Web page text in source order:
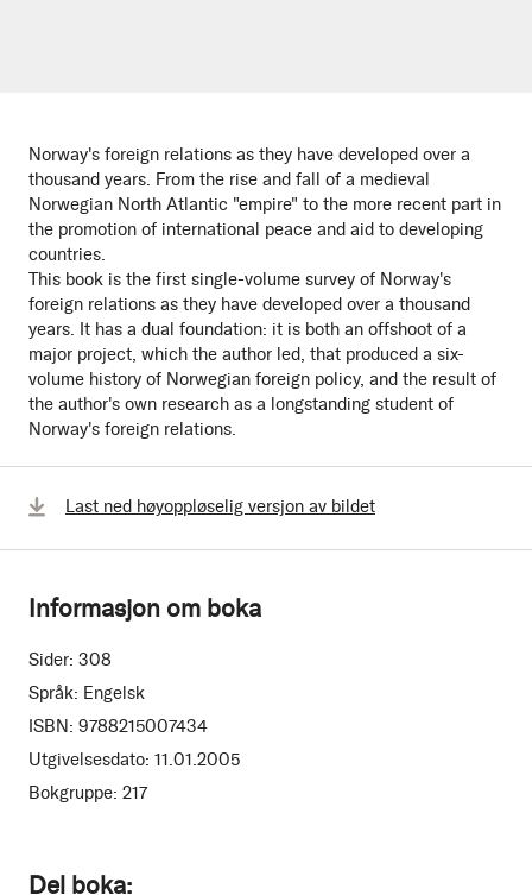
Norway's foreign relations as they have developed over a
thousand years. From the rise and fall of a medieval
Norwegian North Atlantic "empire" to the more recent part in
the promotion of international peace and aid to developing
countries.
This book is the first single-volume survey of Norway's
foreign relations as they have developed over a thousand
years. It has a dual foundation: it is both an offshoot of a
major project, which the author led, that produced a six-
volume history of Norwegian foreign policy, and the result of
the author's own research as a longstanding student of
Norway's foreign relations.
Del boka:
Last ned høyoppløselig versjon av bildet
Informasjon om boka
Sider: 308
Språk: Engelsk
ISBN: 9788215007434
Utgivelsesdato: 11.01.2005
Bokgruppe: 217